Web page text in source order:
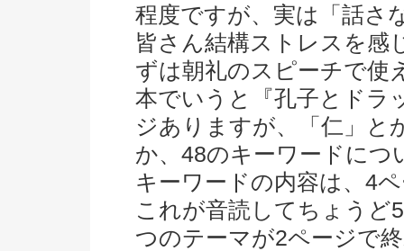
程度ですが、実は「話さ
皆さん結構ストレスを感
ずは朝礼のスピーチで使
本でいうと『孔子とドラ
ジありますが、「仁」と
か、48のキーワードに
キーワードの内容は、4
これが音読してちょうど
つのテーマが2ページで